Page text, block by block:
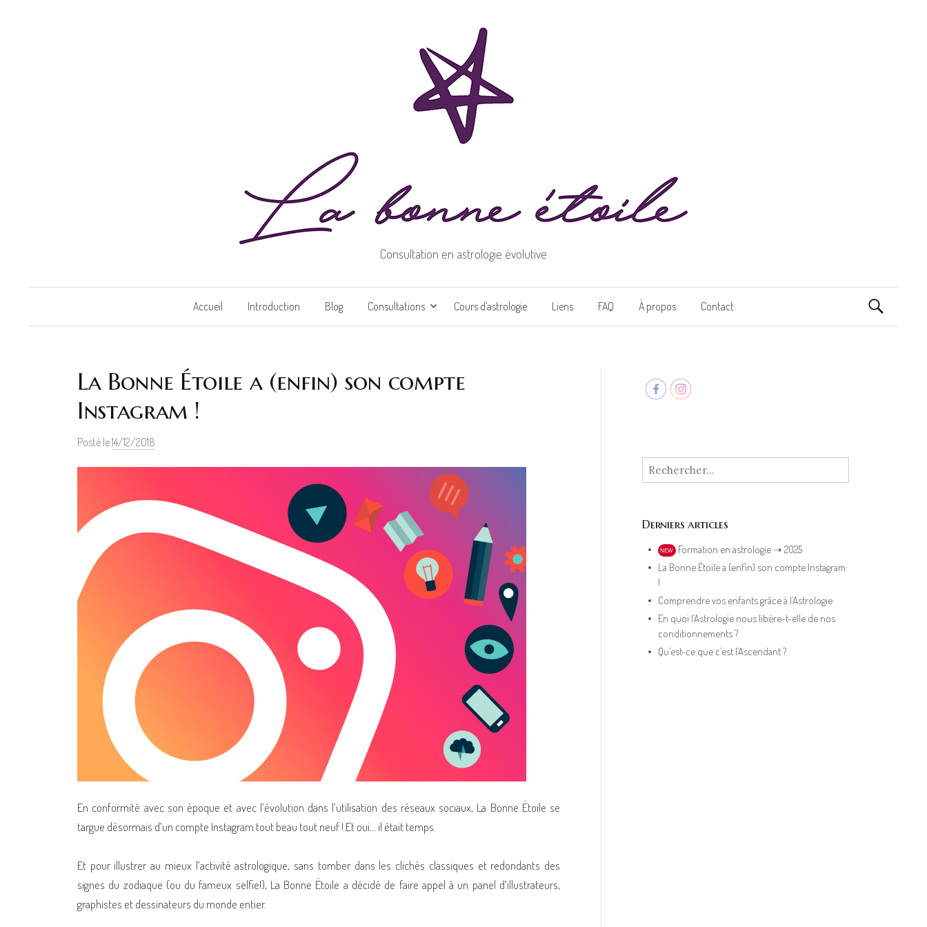
Consultation en astrologie évolutive
Aller
contenu
Accueil Introduction Blog Consultations Cours d’astrologie Liens FAQ À propos Contact Rechercher :
La Bonne Étoile a (enfin) son compte
Instagram !
Posté le14/12/2018
En conformité avec son époque et avec l’évolution dans l’utilisation des réseaux sociaux, La Bonne Étoile se
targue désormais d’un compte Instagram tout beau tout neuf ! Et oui… il était temps.
Et pour illustrer au mieux l’activité astrologique, sans tomber dans les clichés classiques et redondants des
signes du zodiaque (ou du fameux selfie!), La Bonne Étoile a décidé de faire appel à un panel d’illustrateurs,
graphistes et dessinateurs du monde entier.
Rechercher :
Derniers articles
NEW
Formation en astrologie ➝ 2025
La Bonne Étoile a (enfin) son compte Instagram
!
Comprendre vos enfants grâce à l’Astrologie
En quoi l’Astrologie nous libère-t-elle de nos
conditionnements ?
Qu’est-ce que c’est l’Ascendant ?